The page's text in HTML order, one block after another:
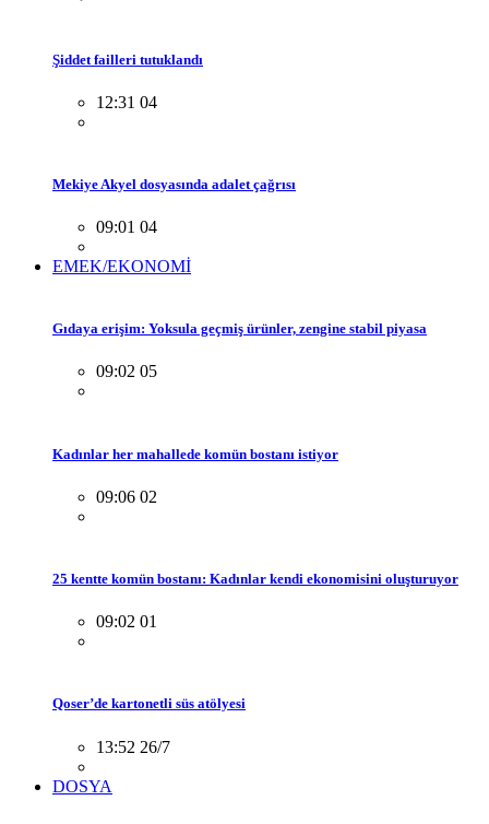
Şiddet failleri tutuklandı
12:31 04
Mekiye Akyel dosyasında adalet çağrısı
09:01 04
EMEK/EKONOMİ
Gıdaya erişim: Yoksula geçmiş ürünler, zengine stabil piyasa
09:02 05
Kadınlar her mahallede komün bostanı istiyor
09:06 02
25 kentte komün bostanı: Kadınlar kendi ekonomisini oluşturuyor
09:02 01
Qoser’de kartonetli süs atölyesi
13:52 26/7
DOSYA